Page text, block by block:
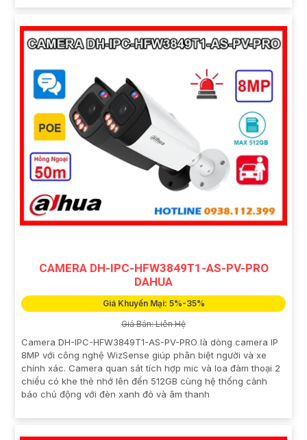
CAMERA DH-IPC-HFW3849T1-AS-PV-PRO
DAHUA
Giá Khuyến Mại: 5%-35%
Giá Bán: Liên Hệ
Camera DH-IPC-HFW3849T1-AS-PV-PRO là dòng camera IP
8MP với công nghệ WizSense giúp phân biệt người và xe
chính xác. Camera quan sát tích hợp mic và loa đàm thoại 2
chiều có khe thẻ nhớ lên đến 512GB cùng hệ thống cảnh
báo chủ động với đèn xanh đỏ và âm thanh